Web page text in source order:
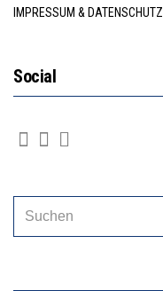
IMPRESSUM & DATENSCHUTZ
Social